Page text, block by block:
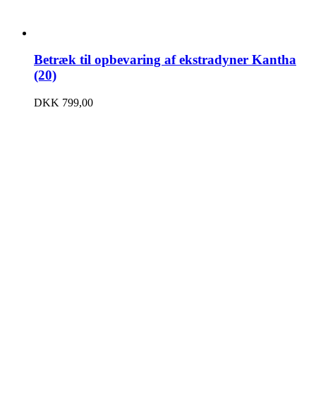
Betræk til opbevaring af ekstradyner Kantha
(20)
DKK 799,00